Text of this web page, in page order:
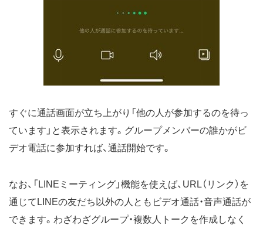
すぐに通話画面が立ち上がり「他の人が参加するのを待っ
ています」と表示されます。グループメンバーの誰かがビ
デオ電話に参加すれば、通話開始です。
なお、「LINEミーティング」機能を使えば、URL（リンク）を
通じてLINEの友だち以外の人ともビデオ通話・音声通話が
できます。わざわざグループ・複数人トークを作成しなく